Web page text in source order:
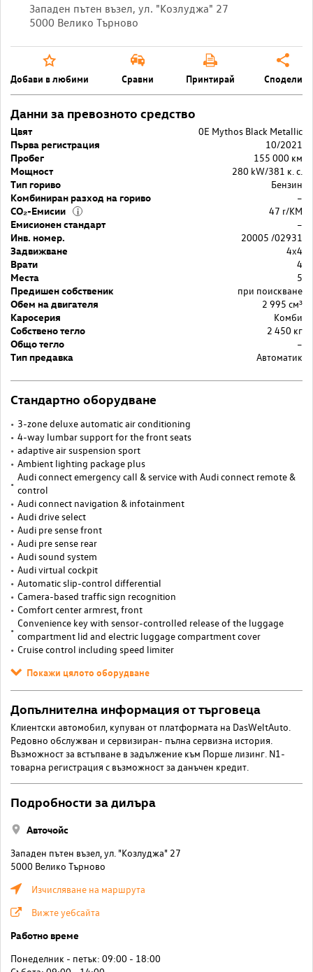
Западен пътен възел, ул. "Козлуджа" 27
5000 Велико Търново
Добави в любими Сравни Принтирай Сподели
Данни за превозното средство
Цвят
0E Mythos Black Metallic
Първа регистрация
10/2021
Пробег
155 000 км
Мощност
280 kW/381 к. с.
Тип гориво
Бензин
Комбиниран разход на гориво
–
CO₂-Емисии
i
47 r/KM
Емисионен стандарт
–
Инв. номер.
20005 /02931
Задвижване
4x4
Врати
4
Места
5
Предишен собственик
при поискване
Обем на двигателя
2 995 cм³
Каросерия
Комби
Собствено тегло
2 450 кг
Общо тегло
–
Тип предавка
Автоматик
Стандартно оборудване
3-zone deluxe automatic air conditioning
4-way lumbar support for the front seats
adaptive air suspension sport
Ambient lighting package plus
Audi connect emergency call & service with Audi connect remote &
control
Audi connect navigation & infotainment
Audi drive select
Audi pre sense front
Audi pre sense rear
Audi sound system
Audi virtual cockpit
Automatic slip-control differential
Camera-based traffic sign recognition
Comfort center armrest, front
Convenience key with sensor-controlled release of the luggage
compartment lid and electric luggage compartment cover
Cruise control including speed limiter
Покажи цялото оборудване
Допълнителна информация от търговеца
Клиентски автомобил, купуван от платформата на DasWeltAuto.
Редовно обслужван и сервизиран- пълна сервизна история.
Възможност за встъпване в задължение към Порше лизинг. N1-
товарна регистрация с възможност за данъчен кредит.
Подробности за дилъра
Авточойс
Западен пътен възел, ул. "Козлуджа" 27
5000 Велико Търново
Изчисляване на маршрута
Вижте уебсайта
Работно време
Понеделник - петък: 09:00 - 18:00